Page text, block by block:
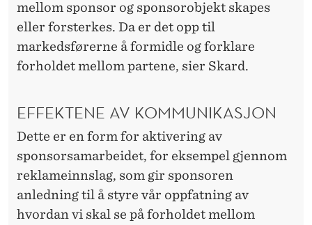
mellom sponsor og sponsorobjekt skapes
eller forsterkes. Da er det opp til
markedsførerne å formidle og forklare
forholdet mellom partene, sier Skard.
EFFEKTENE AV KOMMUNIKASJON
Dette er en form for aktivering av
sponsorsamarbeidet, for eksempel gjennom
reklameinnslag, som gir sponsoren
anledning til å styre vår oppfatning av
hvordan vi skal se på forholdet mellom